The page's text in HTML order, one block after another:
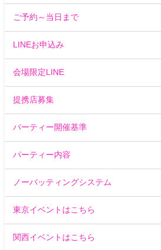
ご予約～当日まで
LINEお申込み
会場限定LINE
提携店募集
パーティー開催基準
パーティー内容
ノーバッティングシステム
東京イベントはこちら
関西イベントはこちら